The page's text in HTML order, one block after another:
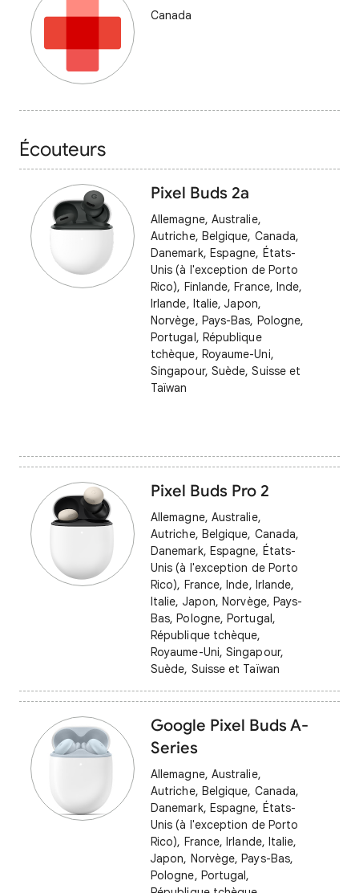
Canada
Écouteurs
Pixel Buds 2a
Allemagne, Australie,
Autriche, Belgique, Canada,
Danemark, Espagne, États-
Unis (à l'exception de Porto
Rico), Finlande, France, Inde,
Irlande, Italie, Japon,
Norvège, Pays-Bas, Pologne,
Portugal, République
tchèque, Royaume-Uni,
Singapour, Suède, Suisse et
Taïwan
Pixel Buds Pro 2
Allemagne, Australie,
Autriche, Belgique, Canada,
Danemark, Espagne, États-
Unis (à l'exception de Porto
Rico), France, Inde, Irlande,
Italie, Japon, Norvège, Pays-
Bas, Pologne, Portugal,
République tchèque,
Royaume-Uni, Singapour,
Suède, Suisse et Taïwan
Google Pixel Buds A-
Series
Allemagne, Australie,
Autriche, Belgique, Canada,
Danemark, Espagne, États-
Unis (à l'exception de Porto
Rico), France, Irlande, Italie,
Japon, Norvège, Pays-Bas,
Pologne, Portugal,